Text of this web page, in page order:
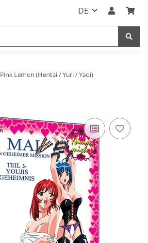
DE
Pink Lemon (Hentai / Yuri / Yaoi)